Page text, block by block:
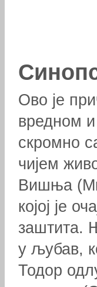
Ово је
вредном
скромно
чијем
Вишња
којој је
заштита.
у љубав,
Тодор